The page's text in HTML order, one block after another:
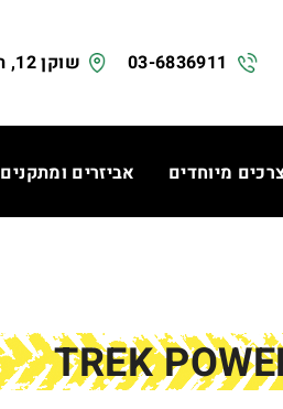
03-6836911 שוקן 12, ת"א
מיוחדים אביזרים ומתקנים